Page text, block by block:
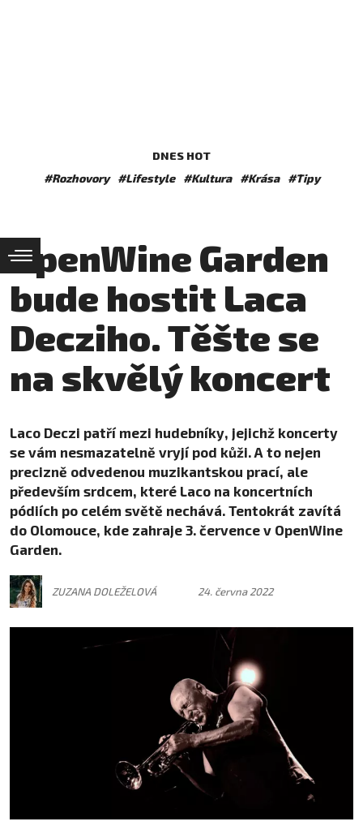
DNES HOT
#Rozhovory
#Lifestyle #Kultura #Krása #Tipy
OpenWine Garden
bude hostit Laca
Decziho. Těšte se
na skvělý koncert
Laco Deczi patří mezi hudebníky, jejichž koncerty
se vám nesmazatelně vryjí pod kůži. A to nejen
precizně odvedenou muzikantskou prací, ale
především srdcem, které Laco na koncertních
pódiích po celém světě nechává. Tentokrát zavítá
do Olomouce, kde zahraje 3. července v OpenWine
Garden.
ZUZANA DOLEŽELOVÁ 24. června 2022